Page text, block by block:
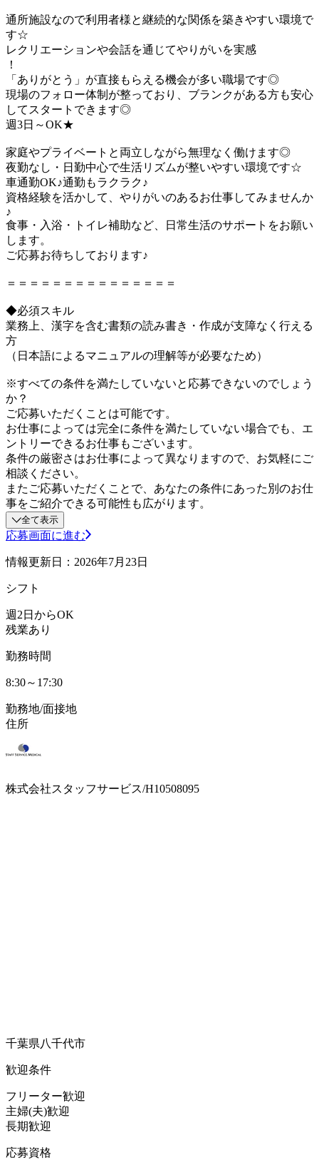
通所施設なので利用者様と継続的な関係を築きやすい環境で
す☆
レクリエーションや会話を通じてやりがいを実感
！
「ありがとう」が直接もらえる機会が多い職場です◎
現場のフォロー体制が整っており、ブランクがある方も安心
してスタートできます◎
週3日～OK★
家庭やプライベートと両立しながら無理なく働けます◎
夜勤なし・日勤中心で生活リズムが整いやすい環境です☆
車通勤OK♪通勤もラクラク♪
資格経験を活かして、やりがいのあるお仕事してみませんか
♪
食事・入浴・トイレ補助など、日常生活のサポートをお願い
します。
ご応募お待ちしております♪
＝＝＝＝＝＝＝＝＝＝＝＝＝＝＝
◆必須スキル
業務上、漢字を含む書類の読み書き・作成が支障なく行える
方
（日本語によるマニュアルの理解等が必要なため）
※すべての条件を満たしていないと応募できないのでしょう
か？
ご応募いただくことは可能です。
お仕事によっては完全に条件を満たしていない場合でも、エ
ントリーできるお仕事もございます。
条件の厳密さはお仕事によって異なりますので、お気軽にご
相談ください。
またご応募いただくことで、あなたの条件にあった別のお仕
事をご紹介できる可能性も広がります。
全て表示
応募画面に進む
情報更新日：2026年7月23日
シフト
週2日からOK
残業あり
勤務時間
8:30～17:30
勤務地/面接地
住所
株式会社スタッフサービス/H10508095
千葉県八千代市
歓迎条件
フリーター歓迎
主婦(夫)歓迎
長期歓迎
応募資格